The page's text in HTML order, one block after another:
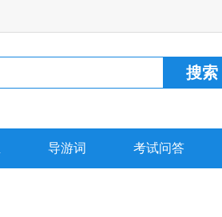
导游词 考试问答